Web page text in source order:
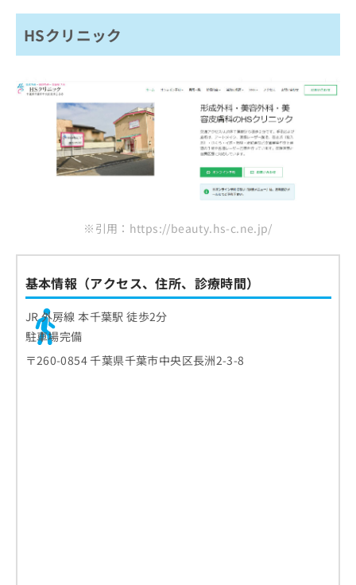
HSクリニック
※引用：https://beauty.hs-c.ne.jp/
基本情報（アクセス、住所、診療時間）
JR 外房線 本千葉駅 徒歩2分
駐車場完備
〒260-0854 千葉県千葉市中央区長洲2-3-8